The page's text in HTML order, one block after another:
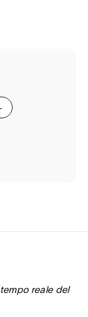
reale del